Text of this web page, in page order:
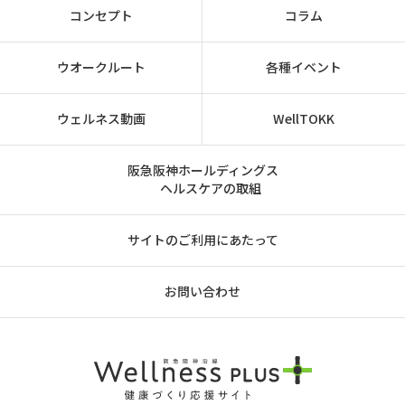
コンセプト コラム
ウオークルート 各種イベント
ウェルネス動画 WellTOKK
阪急阪神ホールディングス
ヘルスケアの取組
サイトのご利用にあたって
お問い合わせ